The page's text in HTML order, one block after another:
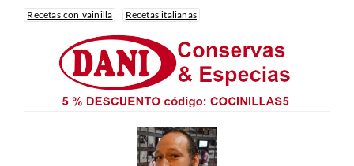
Recetas con vainilla Recetas italianas